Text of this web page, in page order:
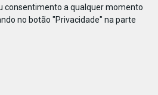
consentimento a qualquer momento
no botão "Privacidade" na parte